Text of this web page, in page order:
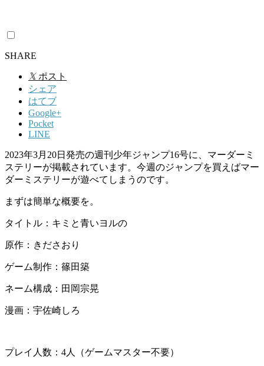
SHARE
𝕏 ポスト
シェア
はてブ
Google+
Pocket
LINE
2023年3月20日発売の週刊少年ジャンプ16号に、マーダーミ
ステリーが掲載されています。今週のジャンプを買えばマー
ダーミステリーが遊べてしまうのです。
まずは簡単な概要を。
タイトル：キミと青いヨルの
原作：きださおり
ゲーム制作：篠田築
ネーム構成：田岡宗晃
漫画：宇佐崎しろ
プレイ人数：4人（ゲームマスター不要）